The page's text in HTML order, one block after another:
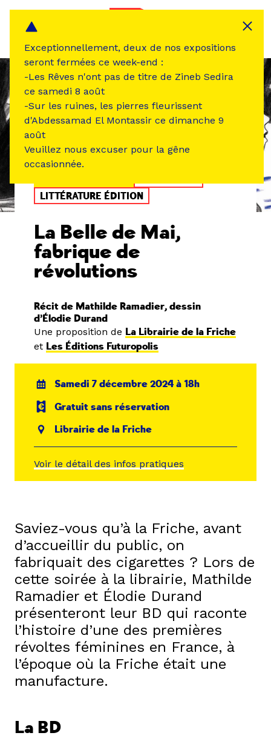
LITTÉRATURE ÉDITION
La Belle de Mai,
fabrique de
révolutions
Récit de Mathilde Ramadier, dessin
d’Élodie Durand
Une proposition de La Librairie de la Friche
et Les Éditions Futuropolis
Samedi 7 décembre 2024 à 18h
Gratuit sans réservation
Librairie de la Friche
Voir le détail des infos pratiques
Saviez-vous qu’à la Friche, avant
d’accueillir du public, on
fabriquait des cigarettes ? Lors de
cette soirée à la librairie, Mathilde
Ramadier et Élodie Durand
présenteront leur BD qui raconte
l’histoire d’une des premières
révoltes féminines en France, à
l’époque où la Friche était une
manufacture.
La BD
Exceptionnellement, deux de nos expositions
seront fermées ce week-end :
-Les Rêves n'ont pas de titre de Zineb Sedira
ce samedi 8 août
-Sur les ruines, les pierres fleurissent
d'Abdessamad El Montassir ce dimanche 9
août
Veuillez nous excuser pour la gêne
occasionnée.
Panneau de gestion des cookies